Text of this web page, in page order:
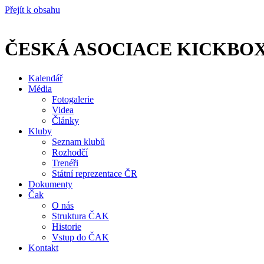
Přejít k obsahu
ČESKÁ ASOCIACE
Kalendář
Média
Fotogalerie
Videa
Články
Kluby
Seznam klubů
Rozhodčí
Trenéři
Státní reprezentace ČR
Dokumenty
Čak
O nás
Struktura ČAK
Historie
Vstup do ČAK
Kontakt